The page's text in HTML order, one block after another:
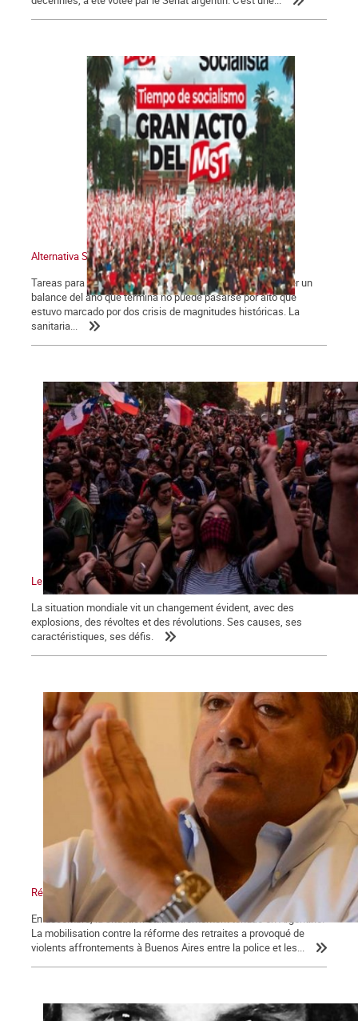
Alternativa Socialista 775
Tareas para el año que comienza Las dos crisis. Para hacer un
balance del año que termina no puede pasarse por alto que
estuvo marcado por dos crisis de magnitudes históricas. La
sanitaria...
Le vent de la révolution souffle sur le monde
La situation mondiale vit un changement évident, avec des
explosions, des révoltes et des révolutions. Ses causes, ses
caractéristiques, ses défis.
Réforme des retraites en Argentine : le bras de fer
En décembre, la situation était extrêmement tendue en Argentine.
La mobilisation contre la réforme des retraites a provoqué de
violents affrontements à Buenos Aires entre la police et les...